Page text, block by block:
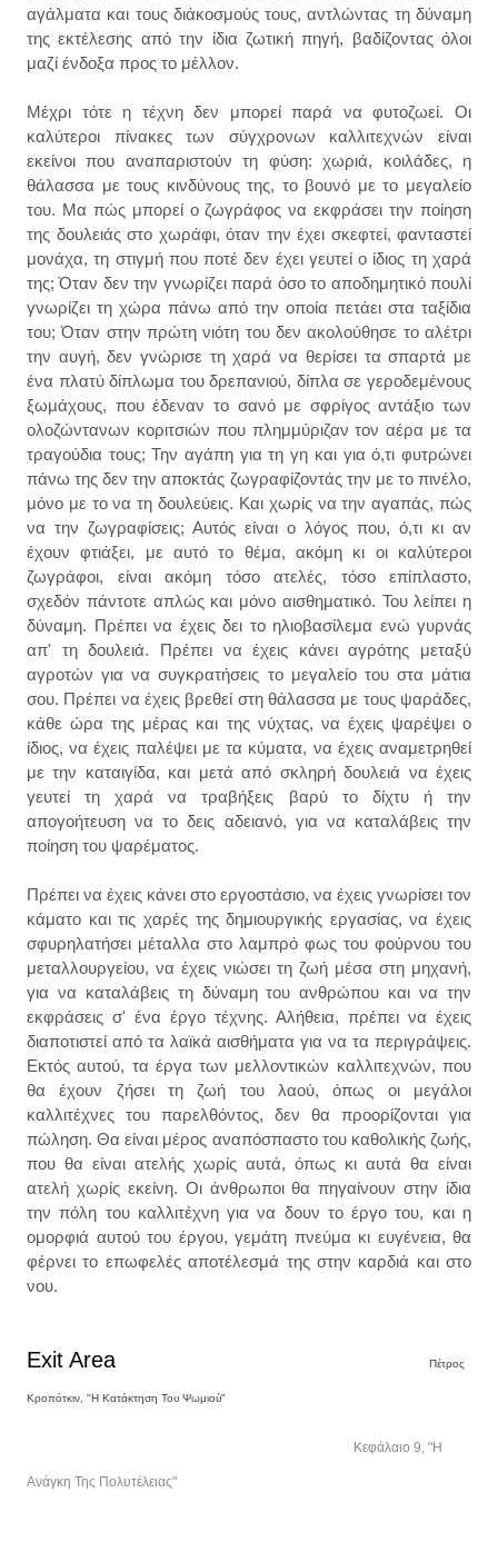
αγάλματα και τους διάκοσμούς τους, αντλώντας τη δύναμη
της εκτέλεσης από την ίδια ζωτική πηγή, βαδίζοντας όλοι
μαζί ένδοξα προς το μέλλον.
Μέχρι τότε η τέχνη δεν μπορεί παρά να φυτοζωεί. Οι
καλύτεροι πίνακες των σύγχρονων καλλιτεχνών είναι
εκείνοι που αναπαριστούν τη φύση: χωριά, κοιλάδες, η
θάλασσα με τους κινδύνους της, το βουνό με το μεγαλείο
του. Μα πώς μπορεί ο ζωγράφος να εκφράσει την ποίηση
της δουλειάς στο χωράφι, όταν την έχει σκεφτεί, φανταστεί
μονάχα, τη στιγμή που ποτέ δεν έχει γευτεί ο ίδιος τη χαρά
της; Όταν δεν την γνωρίζει παρά όσο το αποδημητικό πουλί
γνωρίζει τη χώρα πάνω από την οποία πετάει στα ταξίδια
του; Όταν στην πρώτη νιότη του δεν ακολούθησε το αλέτρι
την αυγή, δεν γνώρισε τη χαρά να θερίσει τα σπαρτά με
ένα πλατύ δίπλωμα του δρεπανιού, δίπλα σε γεροδεμένους
ξωμάχους, που έδεναν το σανό με σφρίγος αντάξιο των
ολοζώντανων κοριτσιών που πλημμύριζαν τον αέρα με τα
τραγούδια τους; Την αγάπη για τη γη και για ό,τι φυτρώνει
πάνω της δεν την αποκτάς ζωγραφίζοντάς την με το πινέλο,
μόνο με το να τη δουλεύεις. Και χωρίς να την αγαπάς, πώς
να την ζωγραφίσεις; Αυτός είναι ο λόγος που, ό,τι κι αν
έχουν φτιάξει, με αυτό το θέμα, ακόμη κι οι καλύτεροι
ζωγράφοι, είναι ακόμη τόσο ατελές, τόσο επίπλαστο,
σχεδόν πάντοτε απλώς και μόνο αισθηματικό. Του λείπει η
δύναμη. Πρέπει να έχεις δει το ηλιοβασίλεμα ενώ γυρνάς
απ' τη δουλειά. Πρέπει να έχεις κάνει αγρότης μεταξύ
αγροτών για να συγκρατήσεις το μεγαλείο του στα μάτια
σου. Πρέπει να έχεις βρεθεί στη θάλασσα με τους ψαράδες,
κάθε ώρα της μέρας και της νύχτας, να έχεις ψαρέψει ο
ίδιος, να έχεις παλέψει με τα κύματα, να έχεις αναμετρηθεί
με την καταιγίδα, και μετά από σκληρή δουλειά να έχεις
γευτεί τη χαρά να τραβήξεις βαρύ το δίχτυ ή την
απογοήτευση να το δεις αδειανό, για να καταλάβεις την
ποίηση του ψαρέματος.
Πρέπει να έχεις κάνει στο εργοστάσιο, να έχεις γνωρίσει τον
κάματο και τις χαρές της δημιουργικής εργασίας, να έχεις
σφυρηλατήσει μέταλλα στο λαμπρό φως του φούρνου του
μεταλλουργείου, να έχεις νιώσει τη ζωή μέσα στη μηχανή,
για να καταλάβεις τη δύναμη του ανθρώπου και να την
εκφράσεις σ' ένα έργο τέχνης. Αλήθεια, πρέπει να έχεις
διαποτιστεί από τα λαϊκά αισθήματα για να τα περιγράψεις.
Εκτός αυτού, τα έργα των μελλοντικών καλλιτεχνών, που
θα έχουν ζήσει τη ζωή του λαού, όπως οι μεγάλοι
καλλιτέχνες του παρελθόντος, δεν θα προορίζονται για
πώληση. Θα είναι μέρος αναπόσπαστο του καθολικής ζωής,
που θα είναι ατελής χωρίς αυτά, όπως κι αυτά θα είναι
ατελή χωρίς εκείνη. Οι άνθρωποι θα πηγαίνουν στην ίδια
την πόλη του καλλιτέχνη για να δουν το έργο του, και η
ομορφιά αυτού του έργου, γεμάτη πνεύμα κι ευγένεια, θα
φέρνει το επωφελές αποτέλεσμά της στην καρδιά και στο
νου.
Exit Area Πέτρος
Κροπότκιν, "Η Κατάκτηση Του Ψωμιού"
Κεφάλαιο 9, "Η
Ανάγκη Της Πολυτέλειας"